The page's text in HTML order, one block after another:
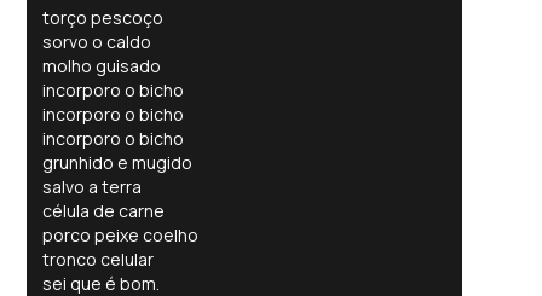
torço pescoço
sorvo o caldo
molho guisado
incorporo o bicho
incorporo o bicho
incorporo o bicho
grunhido e mugido
salvo a terra
célula de carne
porco peixe coelho
tronco celular
sei que é bom.